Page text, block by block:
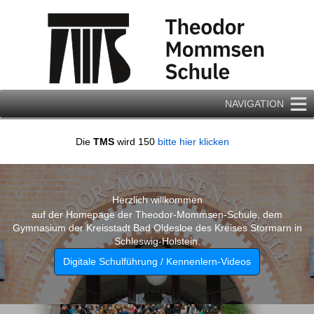
NAVIGATION
Die TMS wird 150 bitte hier klicken
Herzlich willkommen
auf der Homepage der Theodor-Mommsen-Schule, dem
Gymnasium der Kreisstadt Bad Oldesloe des Kreises Stormarn in
Schleswig-Holstein.
Digitale Schulführung / Kennenlern-Videos